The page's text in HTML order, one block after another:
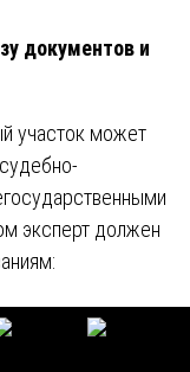
документов и
участок может
эксперт должен
право,